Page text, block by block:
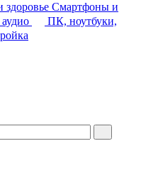
здоровье Смартфоны и
ПК, ноутбуки,